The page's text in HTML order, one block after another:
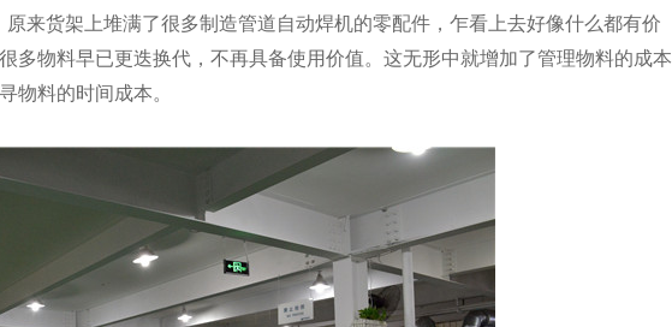
来货架上堆满了很多制造管道自动焊机的零配件，乍看上去好像什么都有价
多物料早已更迭换代，不再具备使用价值。这无形中就增加了管理物料的成本
物料的时间成本。